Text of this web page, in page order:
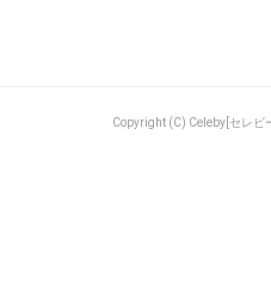
Copyright (C) Celeby[セレビ